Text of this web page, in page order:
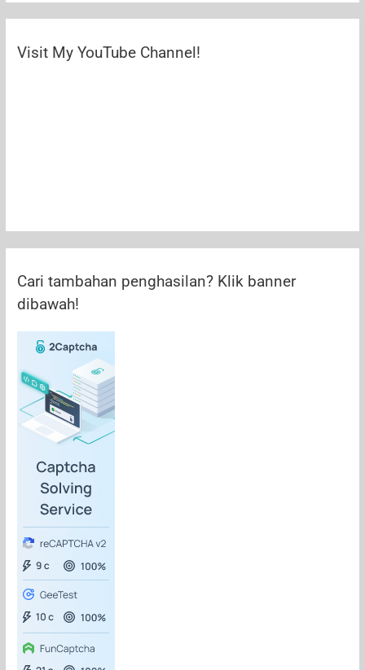
Visit My YouTube Channel!
Cari tambahan penghasilan? Klik banner
dibawah!